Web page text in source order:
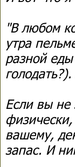
"В любом
утра
разной
Если вы не
вашему,
запас. И